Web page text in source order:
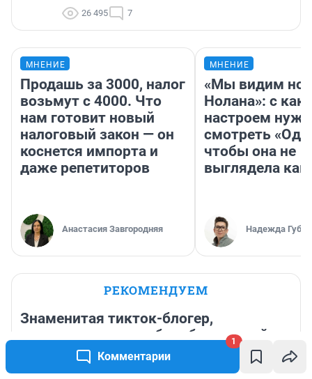
Комментарии
1
26 495 7
МНЕНИЕ
Продашь за 3000, налог
возьмут с 4000. Что
нам готовит новый
налоговый закон — он
коснется импорта и
даже репетиторов
Анастасия Завгородняя
МНЕНИЕ
«Мы видим
Нолана»: с
настроем
смотреть
чтобы она не
выглядела как
Надежда
РЕКОМЕНДУЕМ
Знаменитая тикток-блогер,
рассказывавшая о борьбе с редкой
формой рака, умерла в возрасте 26